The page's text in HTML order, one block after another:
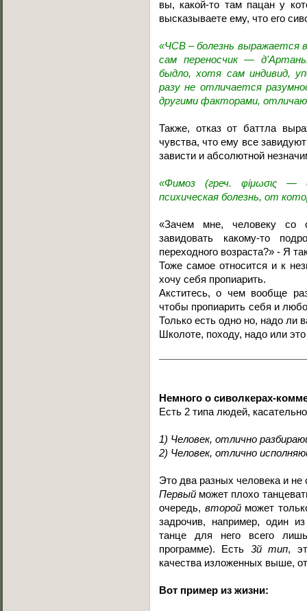
вы, какой-то там пацан у
высказываете ему, что его
«ЧСВ – болезнь выражается
сам переносчик —
быдло, хотя сам индивид,
разу не отличается
другими факторами,
Также, отказ от баттла
чувства, что ему все
зависти и абсолютной
«Фимоз (греч. φίμωσις —
психическая болезнь, от
«Зачем мне, человеку со
завидовать какому-то
переходного возраста?» - Я
Тоже самое относится и к
хочу себя пропиарить.
Акститесь, о чем вообще
чтобы пропиарить себя и
Только есть одно но, надо ли
Школоте, походу, надо или
Немного о сиволкерах-
Есть 2 типа людей,
1) Человек, отлично
2) Человек, отлично
Это два разных человека и не
Первый может плохо
очередь, второйможет
задрочив, например, один
танце для него всего
программе). Есть 3й тип,
качества изложенных выше,
Вот пример из жизни: